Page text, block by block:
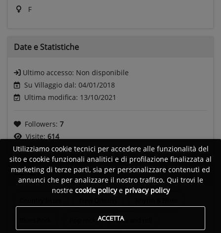
F
Date e Statistiche
Ultimo accesso: Non disponibile
Su Villaggio dal: 04/01/2018
Ultima modifica: 13/10/2021
Followers: 7
Visite: 614
Generi
Rock and roll
Utilizziamo cookie tecnici per accedere alle funzionalità del
sito e cookie funzionali analitici e di profilazione finalizzata al
marketing di terze parti, sia per personalizzare contenuti ed
annunci che per analizzare il nostro traffico. Qui trovi le
nostre cookie policye privacy policy
ACCETTA